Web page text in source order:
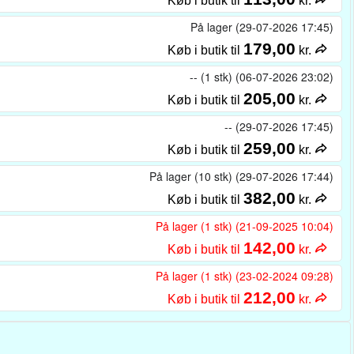
På lager (29-07-2026 17:45)
Køb i butik til 179,00 kr.
-- (1 stk) (06-07-2026 23:02)
Køb i butik til 205,00 kr.
-- (29-07-2026 17:45)
Køb i butik til 259,00 kr.
På lager (10 stk) (29-07-2026 17:44)
Køb i butik til 382,00 kr.
På lager (1 stk) (21-09-2025 10:04)
Køb i butik til 142,00 kr.
På lager (1 stk) (23-02-2024 09:28)
Køb i butik til 212,00 kr.